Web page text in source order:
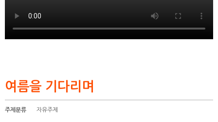
여름을 기다리며
주제분류 자유주제